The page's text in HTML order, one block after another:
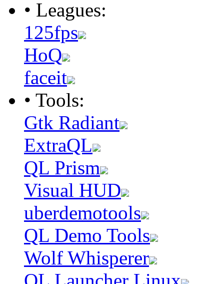
• Leagues:
125fps
HoQ
faceit
• Tools:
Gtk Radiant
ExtraQL
QL Prism
Visual HUD
uberdemotools
QL Demo Tools
Wolf Whisperer